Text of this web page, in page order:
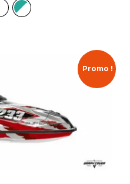
Promo !